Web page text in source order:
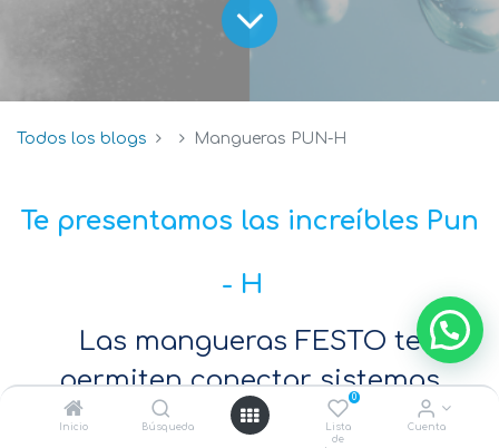
Inicio Búsqueda
0
Lista
de
Cuenta
Todos los blogs Mangueras PUN-H
Te presentamos las increíbles Pun
- H
Las mangueras FESTO te
permiten conectar sistemas
neumáticos, facilitando la